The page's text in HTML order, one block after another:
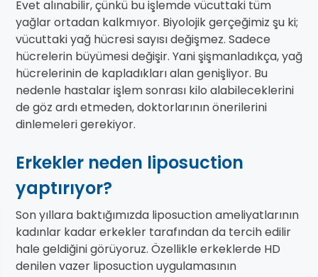
Evet alınabilir, çünkü bu işlemde vücuttaki tüm
yağlar ortadan kalkmıyor. Biyolojik gerçeğimiz şu ki;
vücuttaki yağ hücresi sayısı değişmez. Sadece
hücrelerin büyümesi değişir. Yani şişmanladıkça, yağ
hücrelerinin de kapladıkları alan genişliyor. Bu
nedenle hastalar işlem sonrası kilo alabileceklerini
de göz ardı etmeden, doktorlarının önerilerini
dinlemeleri gerekiyor.
Erkekler neden liposuction
yaptırıyor?
Son yıllara baktığımızda liposuction ameliyatlarının
kadınlar kadar erkekler tarafından da tercih edilir
hale geldiğini görüyoruz. Özellikle erkeklerde HD
denilen vazer liposuction uygulamasının